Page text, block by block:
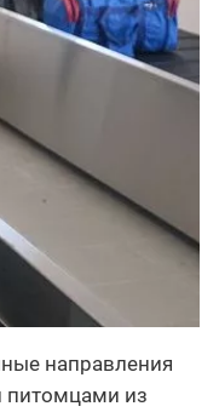
направления
питомцами из